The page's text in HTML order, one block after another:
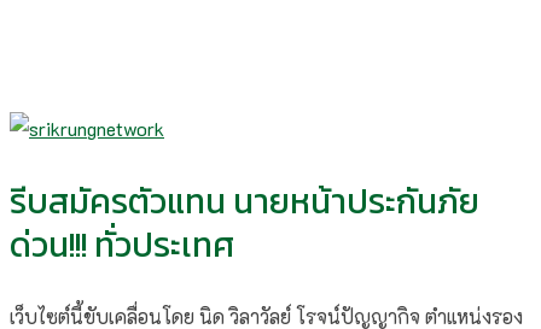
รีบสมัครตัวแทน นายหน้าประกันภัย
ด่วน!!! ทั่วประเทศ
เว็บไซต์นี้ขับเคลื่อนโดย นิด วิลาวัลย์​ โรจน์ปัญญากิจ ตำแหน่งรอง